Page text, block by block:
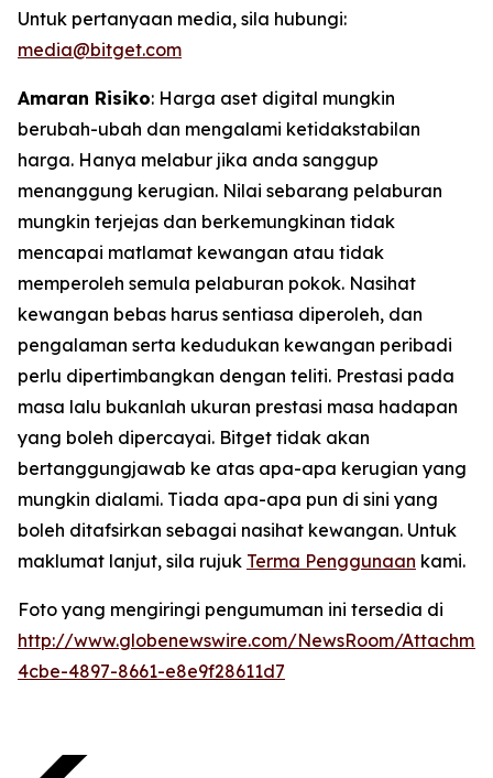
Untuk pertanyaan media, sila hubungi:
media@bitget.com
Amaran Risiko: Harga aset digital mungkin
berubah-ubah dan mengalami ketidakstabilan
harga. Hanya melabur jika anda sanggup
menanggung kerugian. Nilai sebarang pelaburan
mungkin terjejas dan berkemungkinan tidak
mencapai matlamat kewangan atau tidak
memperoleh semula pelaburan pokok. Nasihat
kewangan bebas harus sentiasa diperoleh, dan
pengalaman serta kedudukan kewangan peribadi
perlu dipertimbangkan dengan teliti. Prestasi pada
masa lalu bukanlah ukuran prestasi masa hadapan
yang boleh dipercayai. Bitget tidak akan
bertanggungjawab ke atas apa-apa kerugian yang
mungkin dialami. Tiada apa-apa pun di sini yang
boleh ditafsirkan sebagai nasihat kewangan. Untuk
maklumat lanjut, sila rujuk Terma Penggunaan kami.
Foto yang mengiringi pengumuman ini tersedia di
http://www.globenewswire.com/NewsRoom/
4cbe-4897-8661-e8e9f28611d7